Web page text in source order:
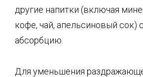
другие напитки (включая
кофе, чай, апельсиновый сок)
абсорбцию.
Для уменьшения